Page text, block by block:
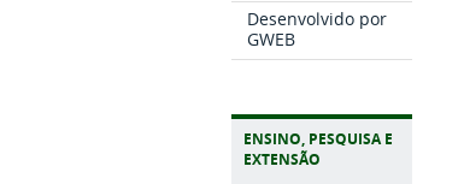
Desenvolvido por
GWEB
ENSINO, PESQUISA E
EXTENSÃO